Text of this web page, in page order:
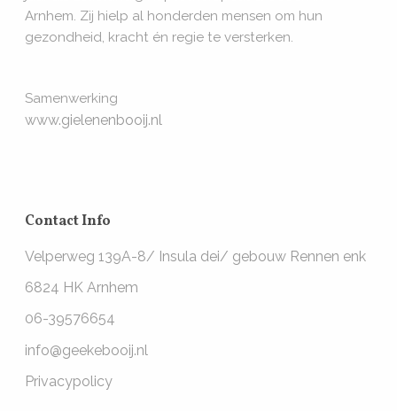
Arnhem. Zij hielp al honderden mensen om hun
gezondheid, kracht én regie te versterken.
Samenwerking
www.gielenenbooij.nl
Contact Info
Velperweg 139A-8/ Insula dei/ gebouw Rennen enk
6824 HK Arnhem
06-39576654
info@geekebooij.nl
Privacypolicy